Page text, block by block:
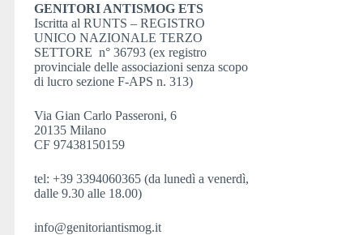
GENITORI ANTISMOG ETS
Iscritta al RUNTS – REGISTRO
UNICO NAZIONALE TERZO
SETTORE n° 36793 (ex registro
provinciale delle associazioni senza scopo
di lucro sezione F-APS n. 313)
Via Gian Carlo Passeroni, 6
20135 Milano
CF 97438150159
tel: +39 3394060365 (da lunedì a venerdì,
dalle 9.30 alle 18.00)
info@genitoriantismog.it